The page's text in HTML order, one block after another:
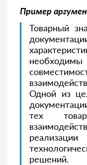
Пример
Товарный
Одной из
тех
решений.